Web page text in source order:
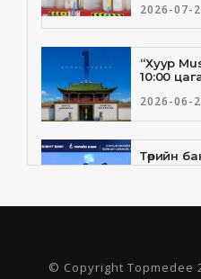
2026-07-
“Хуур
10:00
2026-06-
Төрийн
2026-06-
Төрийн
Засгийн
© Copyright Topmedee